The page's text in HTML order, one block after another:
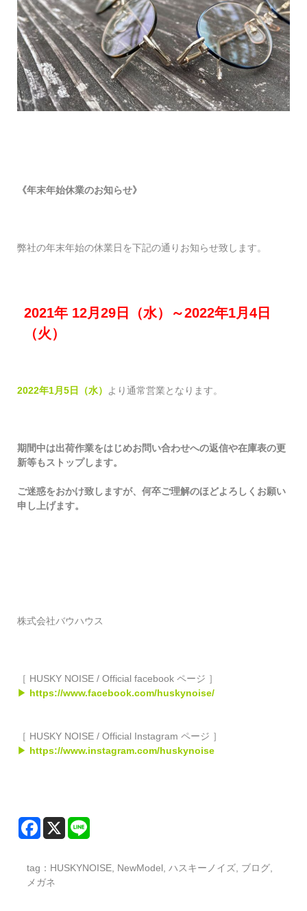
《年末年始休業のお知らせ》
弊社の年末年始の休業日を下記の通りお知らせ致します。
2021年 12月29日（水）～2022年1月4日
（火）
2022年1月5日（水） より通常営業となります。
期間中は出荷作業をはじめお問い合わせへの返信や在庫表の更
新等もストップします。
ご迷惑をおかけ致しますが、何卒ご理解のほどよろしくお願い
申し上げます。
株式会社バウハウス
［ HUSKY NOISE / Official facebook ページ ］
▶ https://www.facebook.com/huskynoise/
［ HUSKY NOISE / Official Instagram ページ ］
▶ https://www.instagram.com/huskynoise
tag： HUSKYNOISE, NewModel,ハスキーノイズ, ブログ,
メガネ